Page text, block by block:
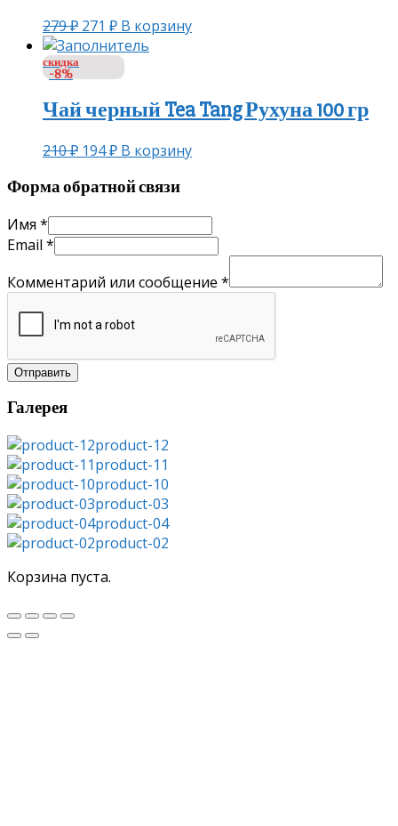
279₽ 271 ₽ В корзину
скидка
-8%
Чай черный Tea Tang Рухуна 100 гр
210₽ 194₽ В корзину
Форма обратной связи
Имя *
Email *
Комментарий или сообщение *
Отправить
Галерея
product-12
product-11
product-10
product-03
product-04
product-02
Корзина пуста.